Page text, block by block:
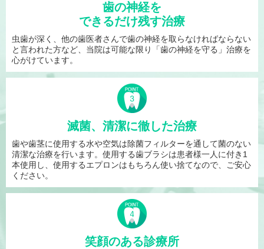
歯の神経を
できるだけ残す治療
虫歯が深く、他の歯医者さんで歯の神経を取らなければならない
と言われた方など、当院は可能な限り「歯の神経を守る」治療を
心がけています。
滅菌、清潔に徹した治療
歯や歯茎に使用する水や空気は除菌フィルターを通して菌のない
清潔な治療を行います。使用する歯ブラシは患者様一人に付き1
本使用し、使用するエプロンはもちろん使い捨てなので、ご安心
ください。
笑顔のある診療所